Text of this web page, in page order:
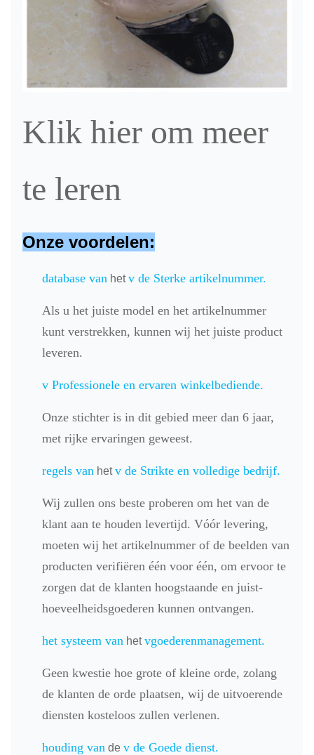
Klik hier om meer
te leren
Onze voordelen:
database van hetv de Sterke artikelnummer.
Als u het juiste model en het artikelnummer
kunt verstrekken, kunnen wij het juiste product
leveren.
v Professionele en ervaren winkelbediende.
Onze stichter is in dit gebied meer dan 6 jaar,
met rijke ervaringen geweest.
regels van hetv de Strikte en volledige bedrijf.
Wij zullen ons beste proberen om het van de
klant aan te houden levertijd. Vóór levering,
moeten wij het artikelnummer of de beelden van
producten verifiëren één voor één, om ervoor te
zorgen dat de klanten hoogstaande en juist-
hoeveelheidsgoederen kunnen ontvangen.
het systeem van hetvgoederenmanagement.
Geen kwestie hoe grote of kleine orde, zolang
de klanten de orde plaatsen, wij de uitvoerende
diensten kosteloos zullen verlenen.
houding van de v de Goede dienst.